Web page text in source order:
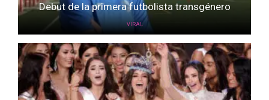
Debut de la primera futbolista transgénero
VIRAL